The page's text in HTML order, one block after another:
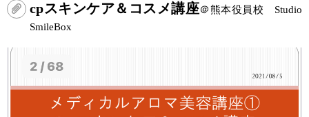
cpスキンケア＆コスメ講座＠熊本役員校 Studio
SmileBox